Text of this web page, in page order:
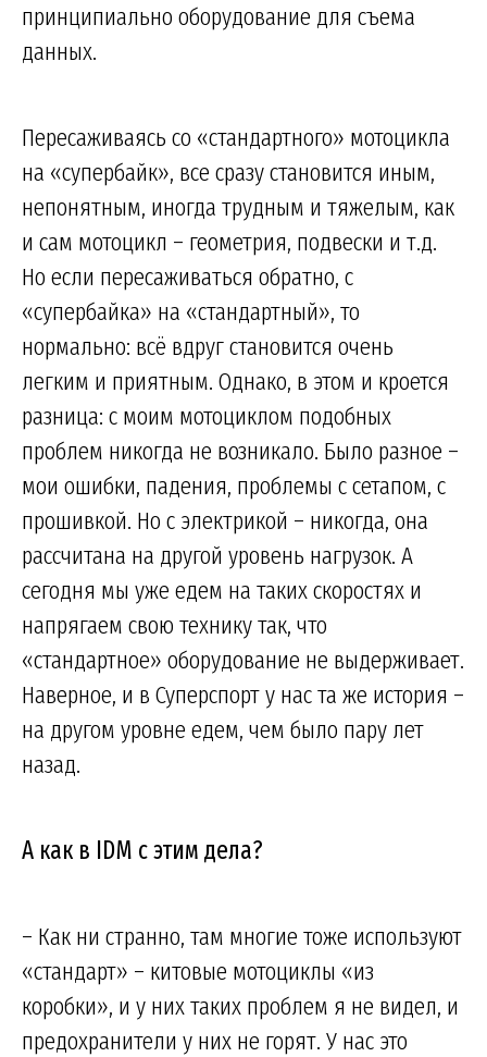
принципиально оборудование для съема
данных.
Пересаживаясь со «стандартного» мотоцикла
на «супербайк», все сразу становится иным,
непонятным, иногда трудным и тяжелым, как
и сам мотоцикл – геометрия, подвески и т.д.
Но если пересаживаться обратно, с
«супербайка» на «стандартный», то
нормально: всё вдруг становится очень
легким и приятным. Однако, в этом и кроется
разница: с моим мотоциклом подобных
проблем никогда не возникало. Было разное –
мои ошибки, падения, проблемы с сетапом, с
прошивкой. Но с электрикой – никогда, она
рассчитана на другой уровень нагрузок. А
сегодня мы уже едем на таких скоростях и
напрягаем свою технику так, что
«стандартное» оборудование не выдерживает.
Наверное, и в Суперспорт у нас та же история –
на другом уровне едем, чем было пару лет
назад.
А как в IDM c этим дела?
– Как ни странно, там многие тоже используют
«стандарт» – китовые мотоциклы «из
коробки», и у них таких проблем я не видел, и
предохранители у них не горят. У нас это